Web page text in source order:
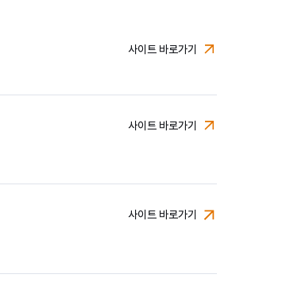
사이트 바로가기
사이트 바로가기
사이트 바로가기